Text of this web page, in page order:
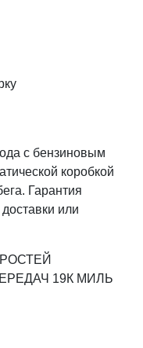
с бензиновым
коробкой
Гарантия
или
19К МИЛЬ